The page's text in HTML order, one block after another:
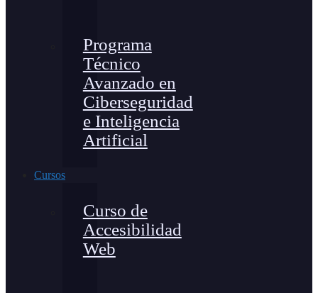
Programa
Técnico
Avanzado en
Ciberseguridad
e Inteligencia
Artificial
Cursos
Curso de
Accesibilidad
Web